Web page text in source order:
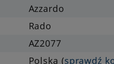
Azzardo
Rado
AZ2077
Polska (sprawdź